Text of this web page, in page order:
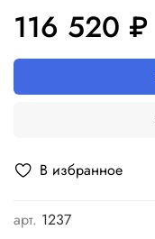
В избранное
арт. 1237
116 520 ₽